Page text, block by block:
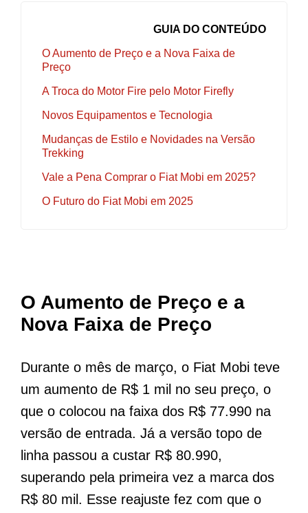
GUIA DO CONTEÚDO
O Aumento de Preço e a Nova Faixa de
Preço
A Troca do Motor Fire pelo Motor Firefly
Novos Equipamentos e Tecnologia
Mudanças de Estilo e Novidades na Versão
Trekking
Vale a Pena Comprar o Fiat Mobi em 2025?
O Futuro do Fiat Mobi em 2025
O Aumento de Preço e a
Nova Faixa de Preço
Durante o mês de março, o Fiat Mobi teve
um aumento de R$ 1 mil no seu preço, o
que o colocou na faixa dos R$ 77.990 na
versão de entrada. Já a versão topo de
linha passou a custar R$ 80.990,
superando pela primeira vez a marca dos
R$ 80 mil. Esse reajuste fez com que o